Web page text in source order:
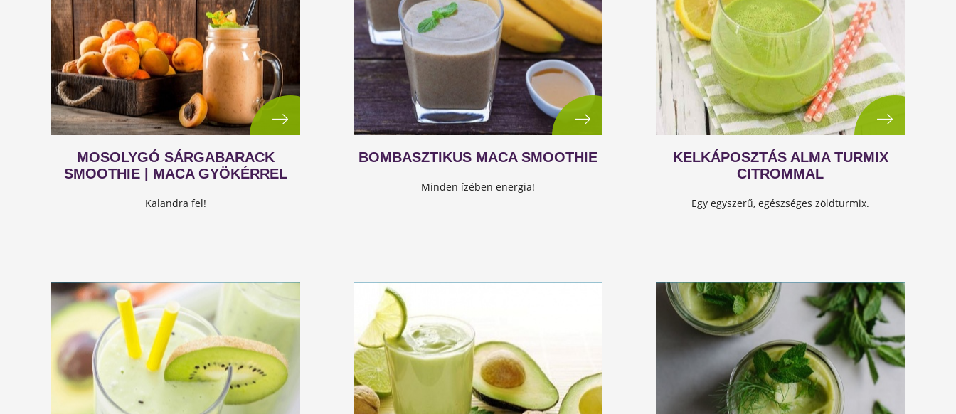
MOSOLYGÓ SÁRGABARACK
SMOOTHIE | MACA GYÖKÉRREL
Kalandra fel!
BOMBASZTIKUS MACA SMOOTHIE
Minden ízében energia!
KELKÁPOSZTÁS ALMA TURMIX
CITROMMAL
Egy egyszerű, egészséges zöldturmix.